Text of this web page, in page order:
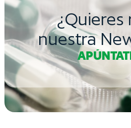
¿Quieres
nuestra